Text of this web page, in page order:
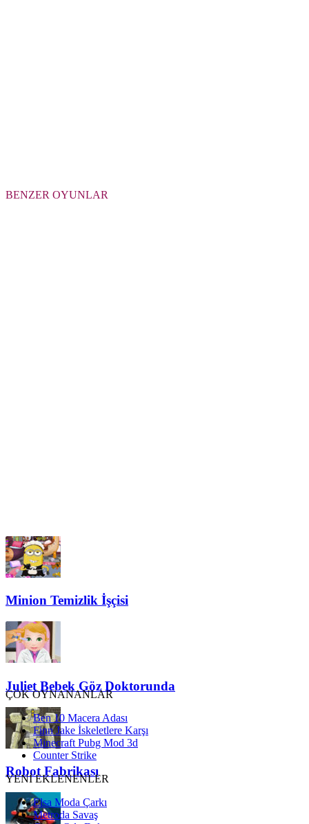
BENZER OYUNLAR
Minion Temizlik İşçisi
Juliet Bebek Göz Doktorunda
Robot Fabrikası
ÇOK OYNANANLAR
Ben 10 Macera Adası
Finn Jake İskeletlere Karşı
Minecraft Pubg Mod 3d
Counter Strike
YENİ EKLENENLER
Elsa Moda Çarkı
Metroda Savaş